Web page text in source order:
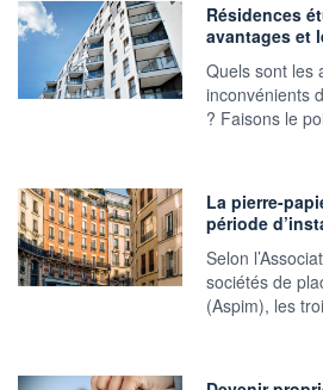
Résidences
avantages et
Quels sont les
inconvénients
? Faisons le
La pierre-
période
Selon
sociétés de
(Aspim), les